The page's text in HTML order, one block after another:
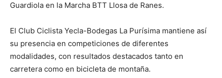
Guardiola en la Marcha BTT Llosa de Ranes.
El Club Ciclista Yecla-Bodegas La Purísima mantiene así
su presencia en competiciones de diferentes
modalidades, con resultados destacados tanto en
carretera como en bicicleta de montaña.